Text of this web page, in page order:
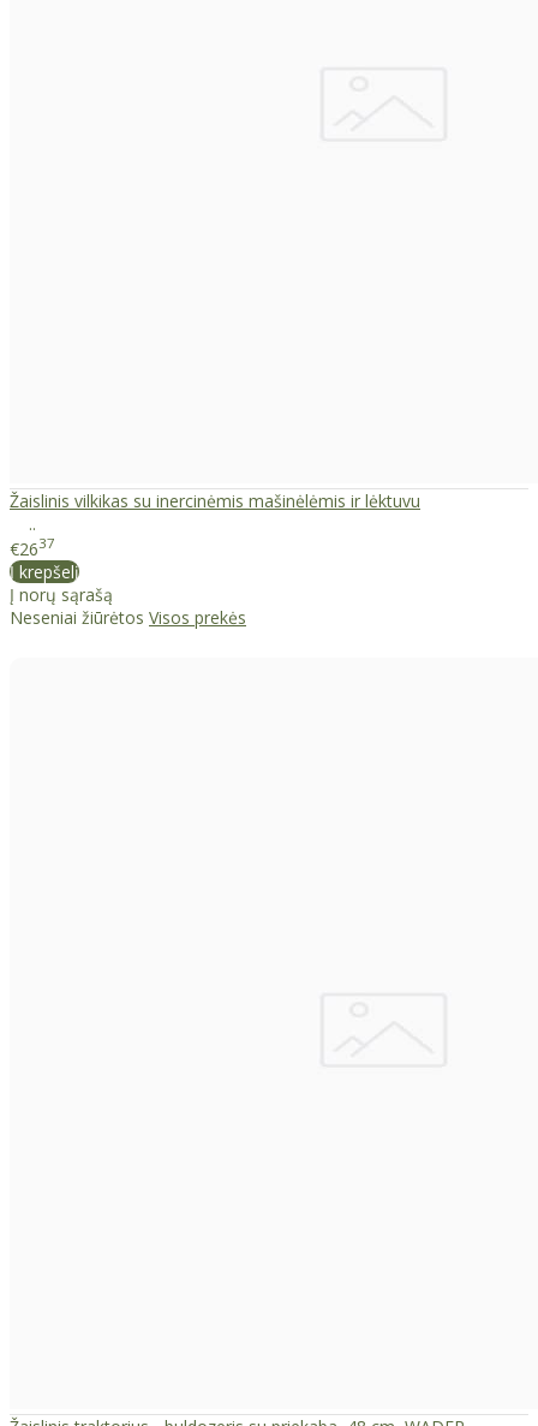
Žaislinis vilkikas su inercinėmis mašinėlėmis ir lėktuvu
..
€2637
Į krepšelį
Į norų sąrašą
Neseniai žiūrėtos Visos prekės